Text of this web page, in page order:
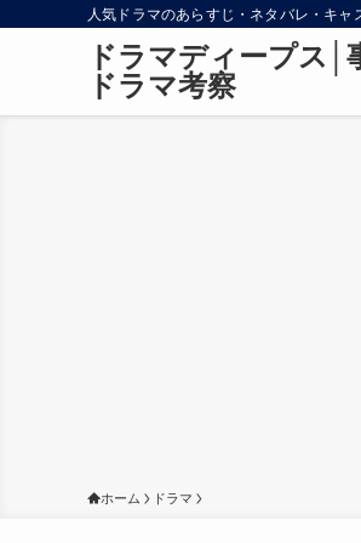
人気ドラマのあらすじ・ネタバレ・キャ
ドラマディープス│
ドラマ考察
ホーム ドラマ